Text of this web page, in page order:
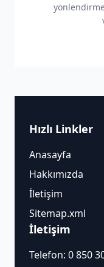
Hızlı Linkler
Anasayfa
Hakkımızda
İletişim
Sitemap.xml
İletişim
Telefon: 0 850